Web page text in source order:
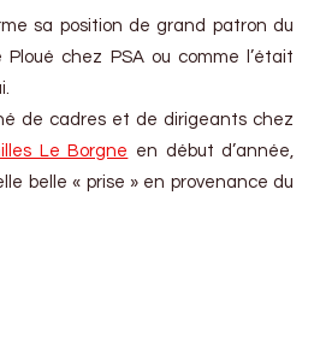
sa position de grand patron du
chez PSA ou comme l’était
de cadres et de dirigeants chez
Le Borgne en début d’année,
belle « prise » en provenance du